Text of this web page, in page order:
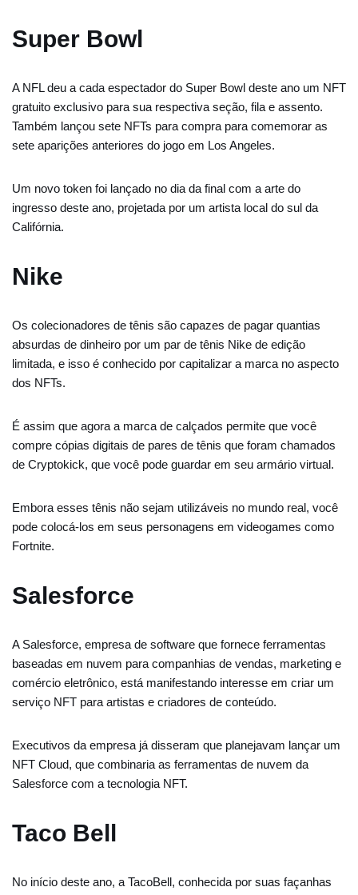
Super Bowl
A NFL deu a cada espectador do Super Bowl deste ano um NFT
gratuito exclusivo para sua respectiva seção, fila e assento.
Também lançou sete NFTs para compra para comemorar as
sete aparições anteriores do jogo em Los Angeles.
Um novo token foi lançado no dia da final com a arte do
ingresso deste ano, projetada por um artista local do sul da
Califórnia.
Nike
Os colecionadores de tênis são capazes de pagar quantias
absurdas de dinheiro por um par de tênis Nike de edição
limitada, e isso é conhecido por capitalizar a marca no aspecto
dos NFTs.
É assim que agora a marca de calçados permite que você
compre cópias digitais de pares de tênis que foram chamados
de Cryptokick, que você pode guardar em seu armário virtual.
Embora esses tênis não sejam utilizáveis ​​no mundo real, você
pode colocá-los em seus personagens em videogames como
Fortnite.
Salesforce
A Salesforce, empresa de software que fornece ferramentas
baseadas em nuvem para companhias de vendas, marketing e
comércio eletrônico, está manifestando interesse em criar um
serviço NFT para artistas e criadores de conteúdo.
Executivos da empresa já disseram que planejavam lançar um
NFT Cloud, que combinaria as ferramentas de nuvem da
Salesforce com a tecnologia NFT.
Taco Bell
No início deste ano, a TacoBell, conhecida por suas façanhas